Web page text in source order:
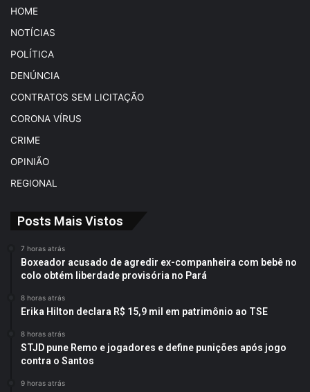
HOME
NOTÍCIAS
POLÍTICA
DENÚNCIA
CONTRATOS SEM LICITAÇÃO
CORONA VÍRUS
CRIME
OPINIÃO
REGIONAL
Posts Mais Vistos
7 horas atrás
Boxeador acusado de agredir ex-companheira com bebê no
colo obtém liberdade provisória no Pará
8 horas atrás
Erika Hilton declara R$ 15,9 mil em patrimônio ao TSE
8 horas atrás
STJD pune Remo e jogadores e define punições após jogo
contra o Santos
9 horas atrás